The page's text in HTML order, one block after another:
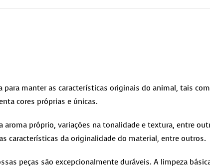
para manter as características originais do animal, tais
cores próprias e únicas.
aroma próprio, variações na tonalidade e textura, entre
características da originalidade do material, entre outros.
peças são excepcionalmente duráveis. A limpeza